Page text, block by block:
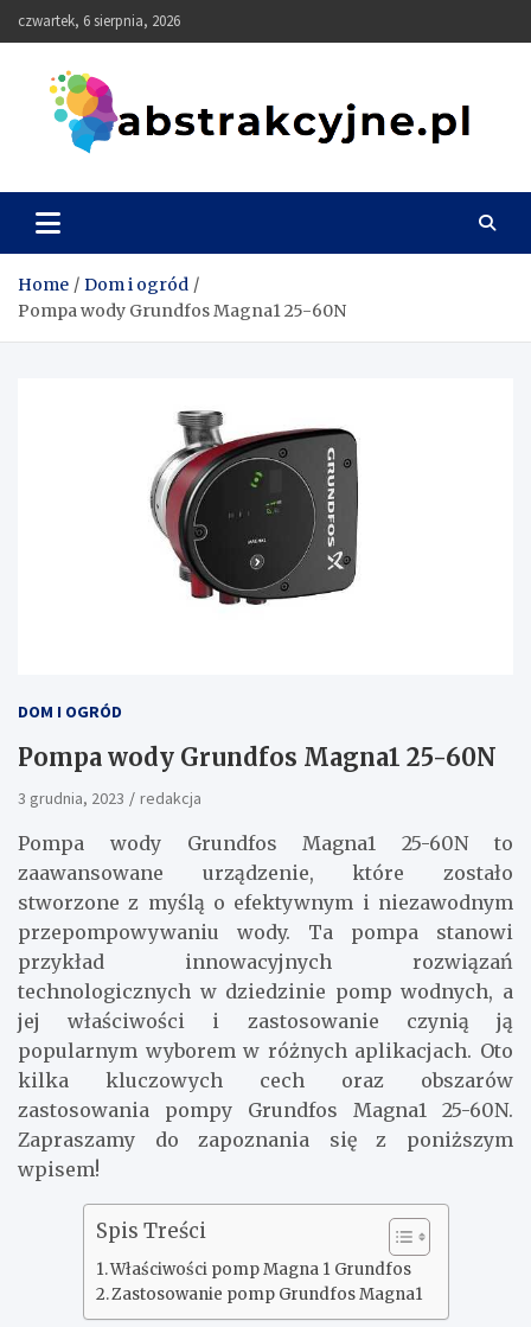
to
czwartek, 6 sierpnia, 2026
Abstrakcyjne
Home
Dom i ogród
Pompa wody Grundfos Magna1 25-60N
DOM I OGRÓD
Pompa wody Grundfos Magna1 25-60N
3 grudnia, 2023 redakcja
Pompa wody Grundfos Magna1 25-60N to
zaawansowane urządzenie, które zostało
stworzone z myślą o efektywnym i niezawodnym
przepompowywaniu wody. Ta pompa stanowi
przykład innowacyjnych rozwiązań
technologicznych w dziedzinie pomp wodnych, a
jej właściwości i zastosowanie czynią ją
popularnym wyborem w różnych aplikacjach. Oto
kilka kluczowych cech oraz obszarów
zastosowania pompy Grundfos Magna1 25-60N.
Zapraszamy do zapoznania się z poniższym
wpisem!
Spis Treści
Właściwości pomp Magna 1 Grundfos
Zastosowanie pomp Grundfos Magna1